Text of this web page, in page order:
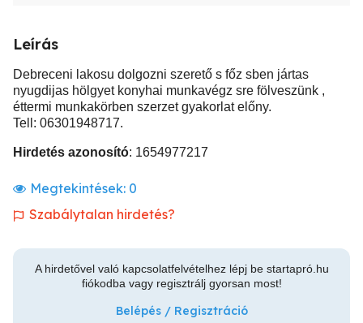
Leírás
Debreceni lakosu dolgozni szerető s főz sben jártas
nyugdijas hölgyet konyhai munkavégz sre fölveszünk ,
éttermi munkakörben szerzet gyakorlat előny.
Tell: 06301948717.
Hirdetés azonosító: 1654977217
Megtekintések: 0
Szabálytalan hirdetés?
A hirdetővel való kapcsolatfelvételhez lépj be startapró.hu
fiókodba vagy regisztrálj gyorsan most!
Belépés / Regisztráció